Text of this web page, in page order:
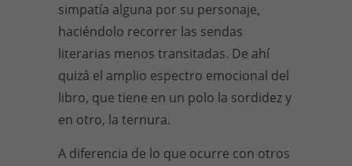
simpatía alguna por su personaje,
haciéndolo recorrer las sendas
literarias menos transitadas. De ahí
quizá el amplio espectro emocional del
libro, que tiene en un polo la sordidez y
en otro, la ternura.
A diferencia de lo que ocurre con otros